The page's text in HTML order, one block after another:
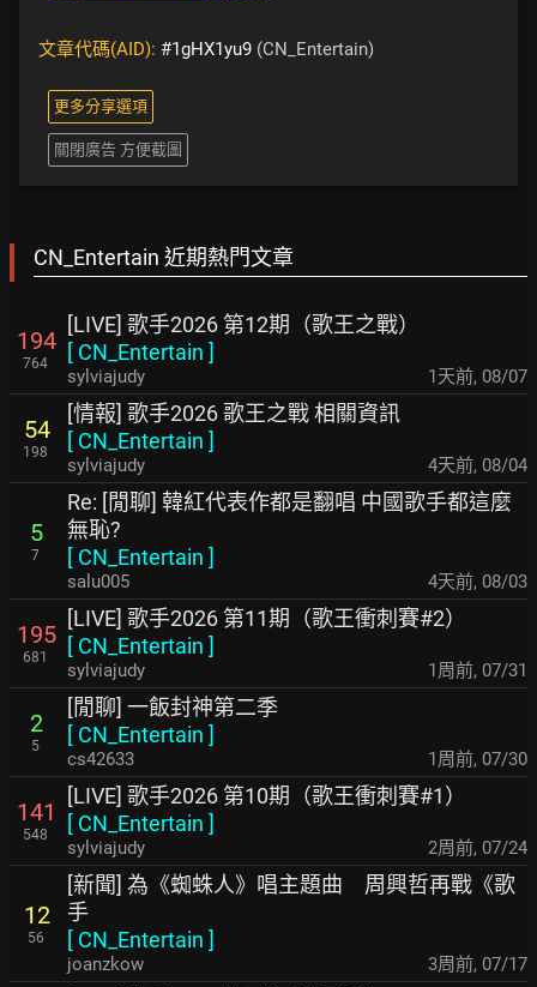
文章代碼(AID): #1gHX1yu9 (CN_Entertain)
更多分享選項
關閉廣告 方便截圖
CN_Entertain 近期熱門文章
194
764
[LIVE] 歌手2026 第12期（歌王之戰）
[ CN_Entertain ]
sylviajudy 1天前, 08/07
54
198
[情報] 歌手2026 歌王之戰 相關資訊
[ CN_Entertain ]
sylviajudy 4天前, 08/04
5
7
Re: [閒聊] 韓紅代表作都是翻唱 中國歌手都這麼
無恥?
[ CN_Entertain ]
salu005 4天前, 08/03
195
681
[LIVE] 歌手2026 第11期（歌王衝刺賽#2）
[ CN_Entertain ]
sylviajudy 1周前, 07/31
2
5
[閒聊] 一飯封神第二季
[ CN_Entertain ]
cs42633 1周前, 07/30
141
548
[LIVE] 歌手2026 第10期（歌王衝刺賽#1）
[ CN_Entertain ]
sylviajudy 2周前, 07/24
12
56
[新聞] 為《蜘蛛人》唱主題曲 周興哲再戰《歌
手
[ CN_Entertain ]
joanzkow 3周前, 07/17